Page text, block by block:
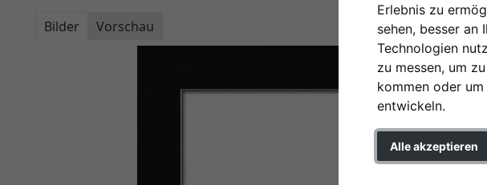
Erlebnis zu
sehen, besser an
Technologien
zu messen, um
kommen oder
entwickeln.
Alle akzeptieren
Bilder Vorschau